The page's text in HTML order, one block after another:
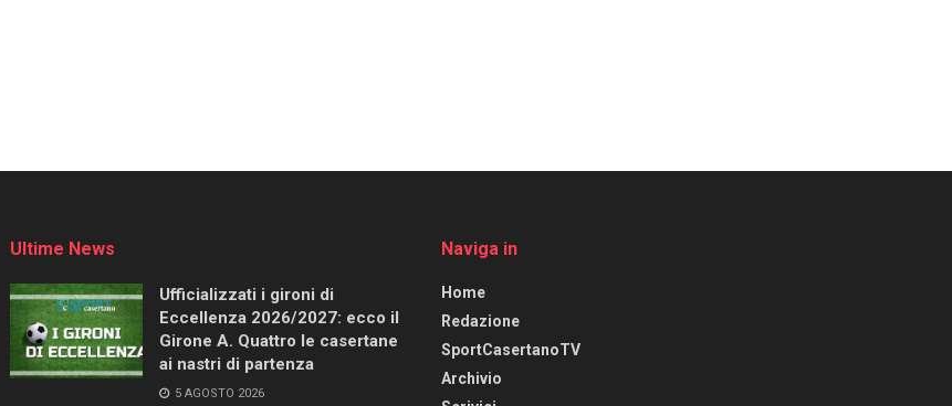
Ultime News
Ufficializzati i gironi di
Eccellenza 2026/2027: ecco il
Girone A. Quattro le casertane
ai nastri di partenza
5 AGOSTO 2026
Naviga in
Home
Redazione
SportCasertanoTV
Archivio